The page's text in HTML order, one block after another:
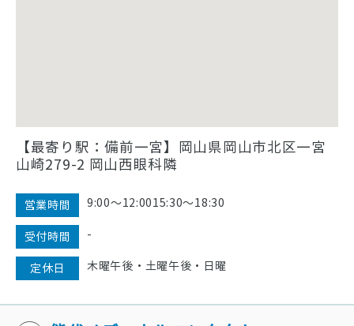
【最寄り駅：備前一宮】岡山県岡山市北区一宮
山崎279-2 岡山西眼科隣
営業時間 9:00〜12:0015:30〜18:30
受付時間 -
定休日 木曜午後・土曜午後・日曜